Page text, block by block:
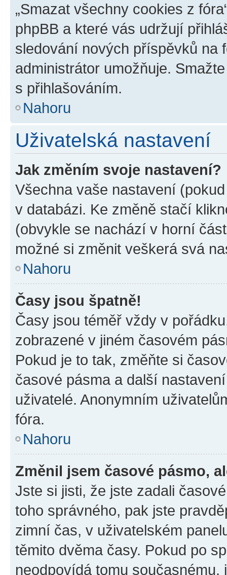
„Smazat všechny cookies z
phpBB a které vás udržují
sledování nových příspěvků na
administrátor umožňuje.
s přihlašováním.
Nahoru
Uživatelská nastavení
Jak změním svoje nastavení?
Všechna vaše nastavení
v databázi. Ke změně stačí
(obvykle se nachází v horní
možné si změnit veškerá svá
Nahoru
Časy jsou špatně!
Časy jsou téměř vždy v
zobrazené v jiném časovém
Pokud je to tak, změňte si
časové pásma a další
uživatelé. Anonymním
fóra.
Nahoru
Změnil jsem časové pásmo,
Jste si jisti, že jste zadali
toho správného, pak jste
zimní čas, v uživatelském
těmito dvěma časy. Pokud po
neodpovídá tomu